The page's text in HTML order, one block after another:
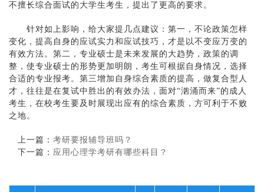
不擅长综合面试的大学生考生，提出了更高的要求。
针对如上影响，给大家提几点建议：第一，不论政策怎样
变化，提高自身的应试实力和应试技巧，才是以不变应万变的
有效方法。第二，专业硕士是未来发展的大趋势，政策的调
整，使专业硕士的形势更加明朗，考生可根据自身情况，选择
合适的专业报考。第三增加自身综合素质的提高，做复合型人
才，往往是在复试中胜出的有效办法，面对“汹涌而来”的成人
考生，在校考生要及时展现出应有的综合素质，方可利于不败
之地。
上一篇： 考研要报辅导班吗？
下一篇： 应用心理学考研有哪些科目？